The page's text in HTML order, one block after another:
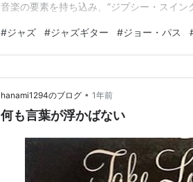
音楽の要素を持ち込み、”ジプシー・スイ
取り、主役の座に押し上げた点も革命的と
たものです。私もジャンゴ・ラインハルト
#ジャズ #ジャズギター #ジョー・パス
hanami1294のブログ • 1年前
何も言葉が浮かばない